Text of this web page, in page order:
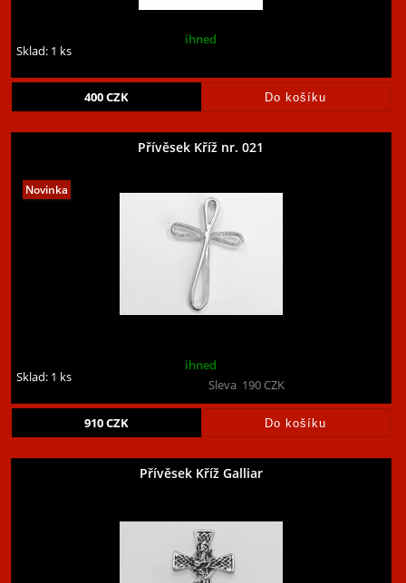
ihned
Sklad: 1 ks
400CZK
Přívěsek Kříž nr. 021
ihned
Sklad: 1 ks
910CZK
Sleva 190CZK
Přívěsek Kříž Galliar